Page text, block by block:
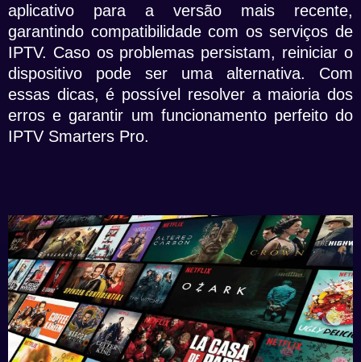
aplicativo para a versão mais recente,
garantindo compatibilidade com os serviços de
IPTV. Caso os problemas persistam, reiniciar o
dispositivo pode ser uma alternativa. Com
essas dicas, é possível resolver a maioria dos
erros e garantir um funcionamento perfeito do
IPTV Smarters Pro.